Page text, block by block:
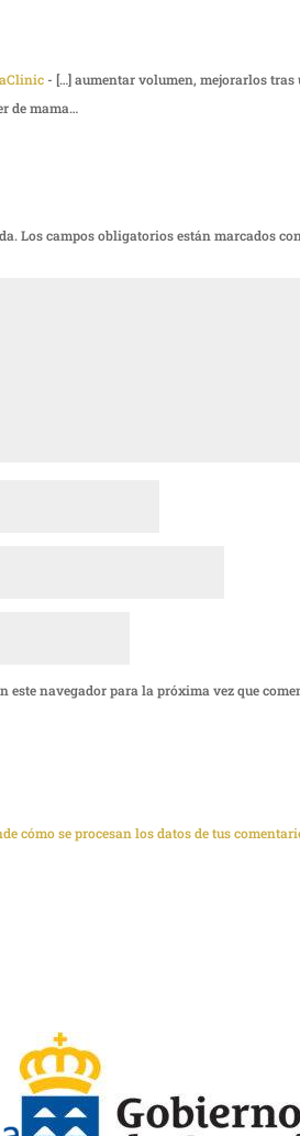
- […] aumentar volumen, mejorarlos
de mama…
Los campos obligatorios están marcados
este navegador para la próxima vez que
cómo se procesan los datos de tus